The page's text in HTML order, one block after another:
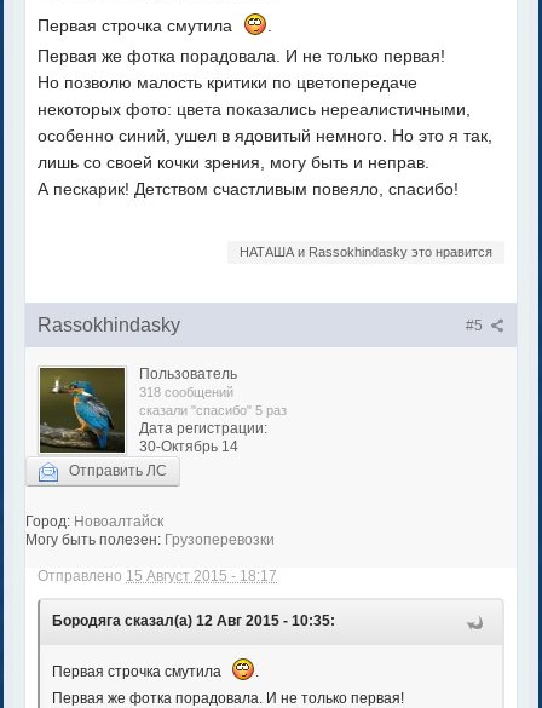
Первая строчка смутила
Первая же фотка порадовала. И не только первая!
Но позволю малость критики по цветопередаче
некоторых фото: цвета показались нереалистичными,
особенно синий, ушел в ядовитый немного. Но это я так,
лишь со своей кочки зрения, могу быть и неправ.
А пескарик! Детством счастливым повеяло, спасибо!
НАТАША и Rassokhindasky это нравится
#5
Rassokhindasky
Пользователь
318 сообщений
сказали "спасибо" 5 раз
Дата регистрации:
30-Октябрь 14
Отправить ЛС
Город: Новоалтайск
Могу быть полезен: Грузоперевозки
Отправлено 15 Август 2015 - 18:17
Бородяга сказал(а) 12 Авг 2015 - 10:35:
Первая строчка смутила
Первая же фотка порадовала. И не только первая!